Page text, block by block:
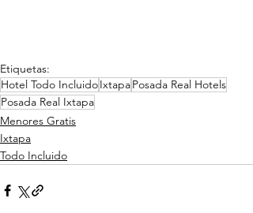
Etiquetas:
Hotel Todo IncluidoIxtapaPosada Real Hotels
Posada Real Ixtapa
Menores Gratis
Ixtapa
Todo Incluido